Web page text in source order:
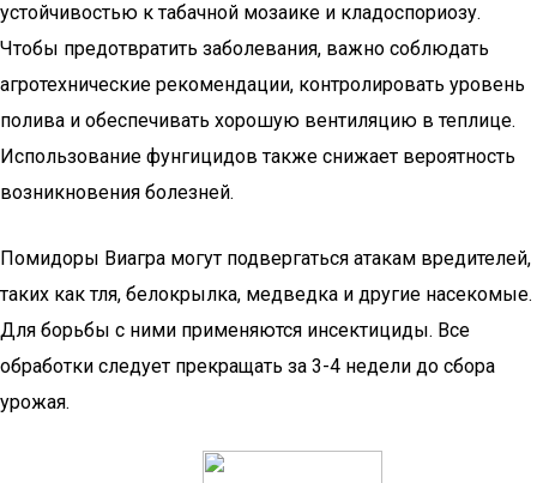
устойчивостью к табачной мозаике и кладоспориозу.
Чтобы предотвратить заболевания, важно соблюдать
агротехнические рекомендации, контролировать уровень
полива и обеспечивать хорошую вентиляцию в теплице.
Использование фунгицидов также снижает вероятность
возникновения болезней.
Помидоры Виагра могут подвергаться атакам вредителей,
таких как тля, белокрылка, медведка и другие насекомые.
Для борьбы с ними применяются инсектициды. Все
обработки следует прекращать за 3-4 недели до сбора
урожая.